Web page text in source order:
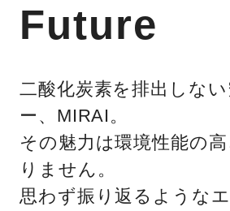
Future
二酸化炭素を排出しな
ー、MIRAI。
その魅力は環境性能の
りません。
思わず振り返るような